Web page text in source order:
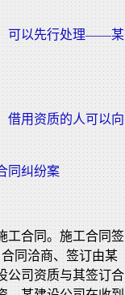
可以先行处理——某
借用资质的人可以向
同纠纷案
工合同。施工合同签
同洽商、签订由某
公司资质与其签订合